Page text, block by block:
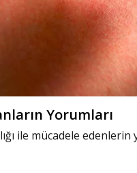
Yorumları
ile mücadele